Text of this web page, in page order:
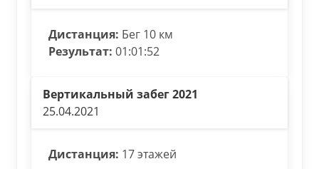
Дистанция: Бег 10 км
Результат: 01:01:52
Вертикальный забег 2021
25.04.2021
Дистанция: 17 этажей